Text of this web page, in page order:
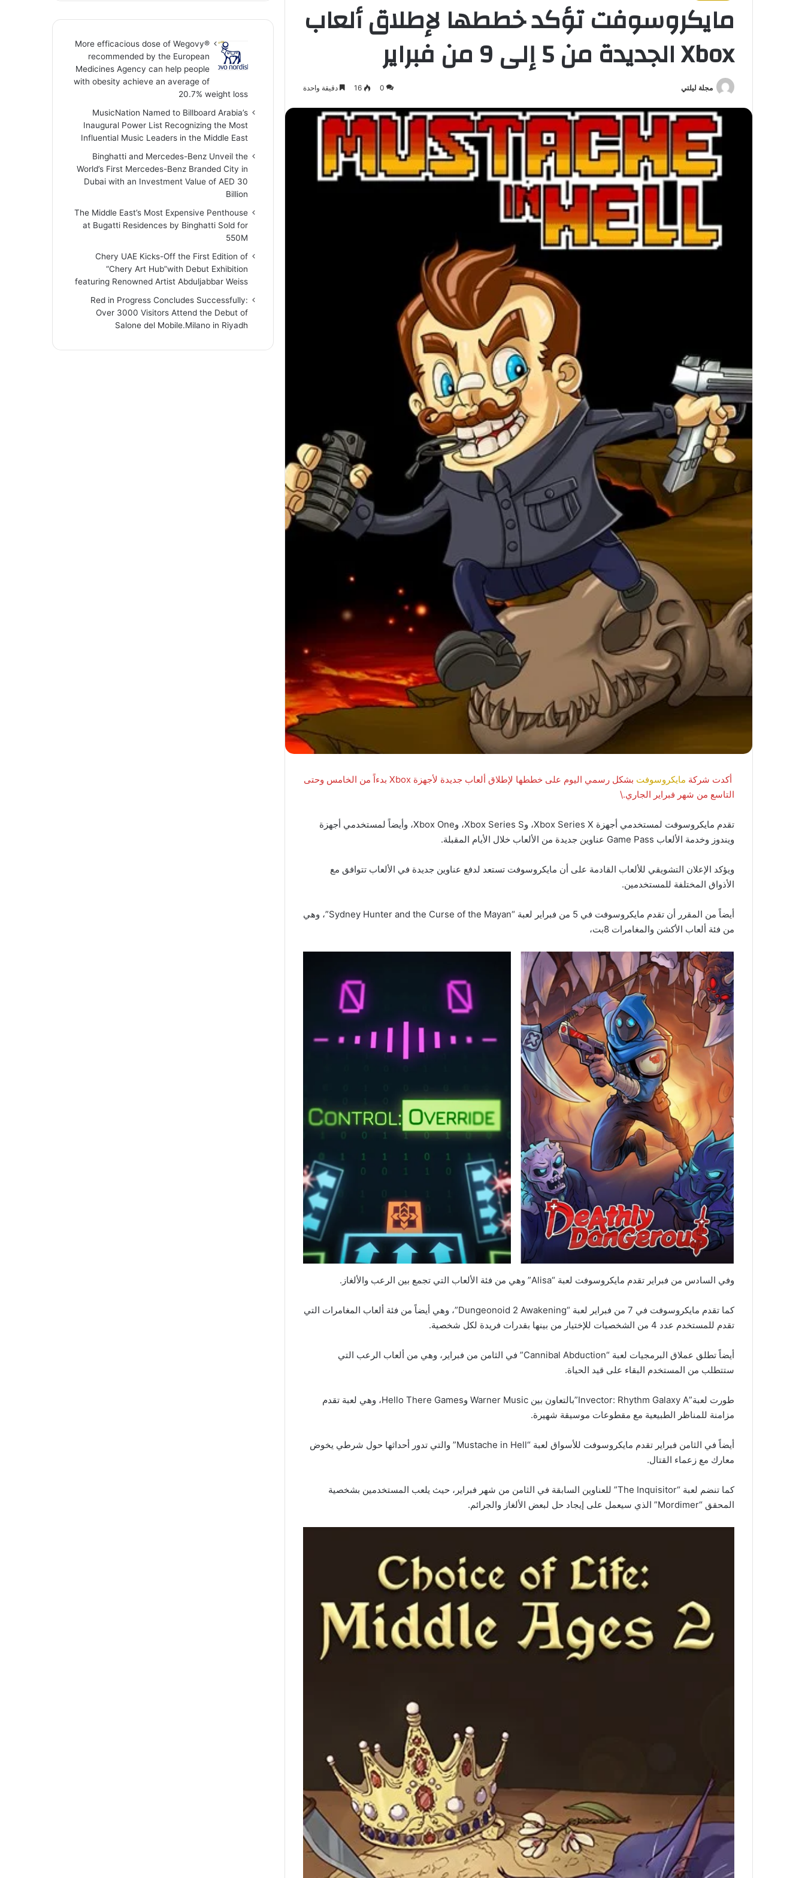
مايكروسوفت تؤكد خططها لإطلاق ألعاب
Xbox الجديدة من 5 إلى 9 من فبراير
مجلة ليلتي 0
16 دقيقة واحدة
أكدت شركة مايكروسوفت
بشكل رسمي اليوم على خططها لإطلاق ألعاب جديدة لأجهزة Xbox بدءاً من الخامس وحتى
التاسع من شهر فبراير الجاري.\
تقدم مايكروسوفت لمستخدمي أجهزة Xbox Series X، وXbox Series S، وXbox One، وأيضاً لمستخدمي أجهزة
ويندوز وخدمة الألعاب Game Pass عناوين جديدة من الألعاب خلال الأيام المقبلة.
ويؤكد الإعلان التشويقي للألعاب القادمة على أن مايكروسوفت تستعد لدفع عناوين جديدة في الألعاب تتوافق مع
الأذواق المختلفة للمستخدمين.
أيضاً من المقرر أن تقدم مايكروسوفت في 5 من فبراير لعبة “Sydney Hunter and the Curse of the Mayan”، وهي
من فئة ألعاب الأكشن والمغامرات 8بت،
وفي السادس من فبراير تقدم مايكروسوفت لعبة “Alisa” وهي من فئة الألعاب التي تجمع بين الرعب والألغاز.
كما تقدم مايكروسوفت في 7 من فبراير لعبة “Dungeonoid 2 Awakening”، وهي أيضاً من فئة ألعاب المغامرات التي
تقدم للمستخدم عدد 4 من الشخصيات للإختيار من بينها بقدرات فريدة لكل شخصية.
أيضاً تطلق عملاق البرمجيات لعبة “Cannibal Abduction” في الثامن من فبراير، وهي من ألعاب الرعب التي
ستتطلب من المستخدم البقاء على قيد الحياة.
طورت لعبة”Invector: Rhythm Galaxy A”بالتعاون بين Warner Music وHello There Games، وهي لعبة تقدم
مزامنة للمناظر الطبيعية مع مقطوعات موسيقة شهيرة.
أيضاً في الثامن فبراير تقدم مايكروسوفت للأسواق لعبة “Mustache in Hell” والتي تدور أحداثها حول شرطي يخوض
معارك مع زعماء القتال.
كما تنضم لعبة “The Inquisitor” للعناوين السابقة في الثامن من شهر فبراير، حيث يلعب المستخدمين بشخصية
المحقق “Mordimer” الذي سيعمل على إيجاد حل لبعض الألغاز والجرائم.
More efficacious dose of Wegovy®️
recommended by the European
Medicines Agency can help people
with obesity achieve an average of
20.7% weight loss
MusicNation Named to Billboard Arabia’s
Inaugural Power List Recognizing the Most
Influential Music Leaders in the Middle East
Binghatti and Mercedes-Benz Unveil the
World’s First Mercedes-Benz Branded City in
Dubai with an Investment Value of AED 30
Billion
The Middle East’s Most Expensive Penthouse
at Bugatti Residences by Binghatti Sold for
550M
Chery UAE Kicks-Off the First Edition of
“Chery Art Hub”with Debut Exhibition
featuring Renowned Artist Abduljabbar Weiss
Red in Progress Concludes Successfully:
Over 3000 Visitors Attend the Debut of
Salone del Mobile.Milano in Riyadh